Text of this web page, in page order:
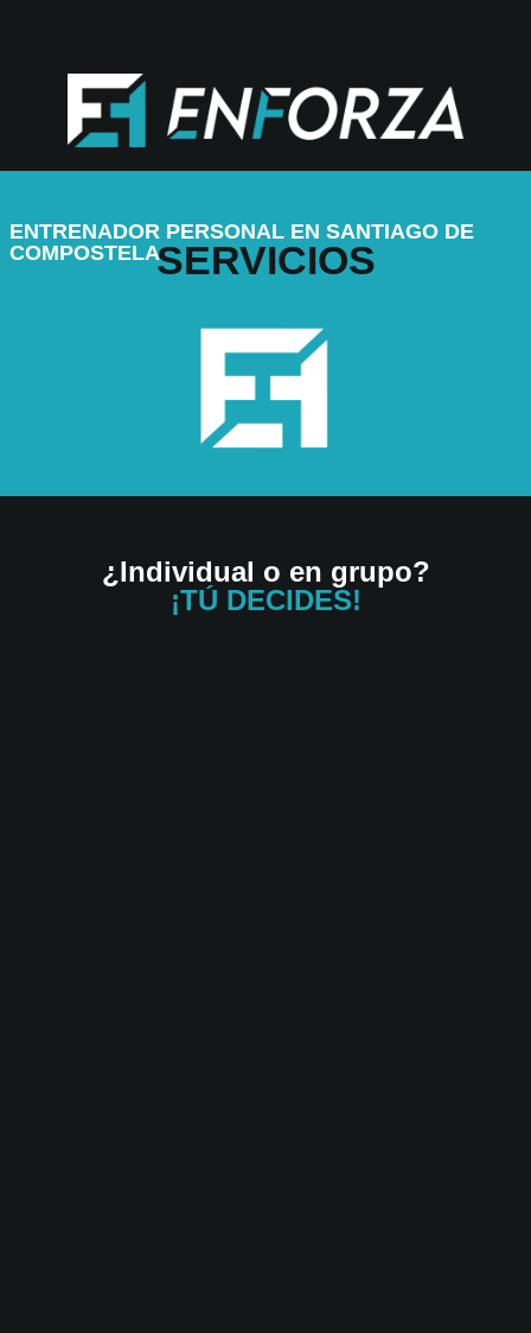
ENTRENADOR PERSONAL EN SANTIAGO DE
COMPOSTELASERVICIOS
¿Individual o en grupo?
¡TÚ DECIDES!